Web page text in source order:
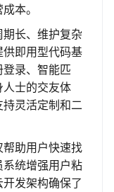
本。
长、维护复杂
即用型代码基
录、智能匹
士的交友体
灵活定制和二
助用户快速找
统增强用户粘
发架构确保了